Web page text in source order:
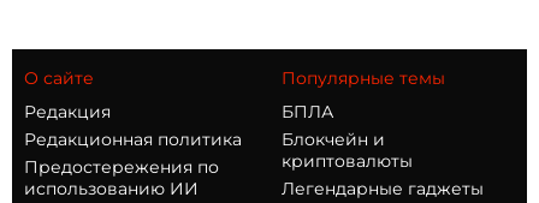
О сайте
Редакция
Редакционная политика
Предостережения по
использованию ИИ
Популярные темы
БПЛА
Блокчейн и
криптовалюты
Легендарные гаджеты